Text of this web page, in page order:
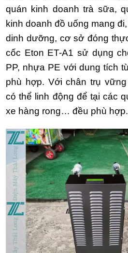
quán kinh doanh trà sữa,
kinh doanh đồ uống mang
dinh dưỡng, cơ sở đóng
cốc Eton ET-A1 sử dụng
PP, nhựa PE với dung tích
phù hợp. Với chân trụ
có thể linh động để tại các
xe hàng rong… đều phù hợp.